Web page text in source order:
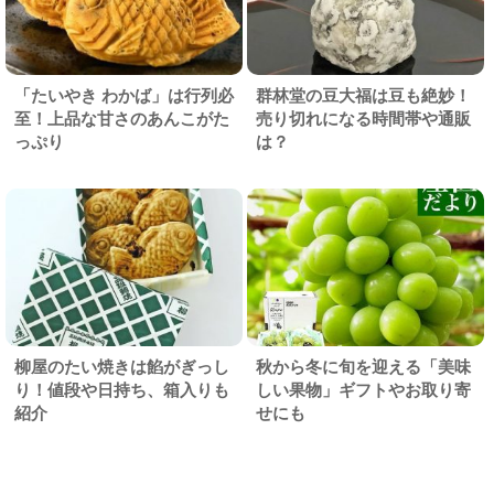
「たいやき わかば」は行列必
至！上品な甘さのあんこがた
っぷり
群林堂の豆大福は豆も絶妙！
売り切れになる時間帯や通販
は？
柳屋のたい焼きは餡がぎっし
り！値段や日持ち、箱入りも
紹介
秋から冬に旬を迎える「美味
しい果物」ギフトやお取り寄
せにも